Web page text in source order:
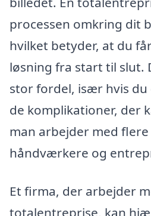
processen omkring dit
hvilket betyder, at du
løsning fra start til slut.
stor fordel, især hvis du
de komplikationer, der
man arbejder med
håndværkere og
Et firma, der arbejder
totalentreprise, kan